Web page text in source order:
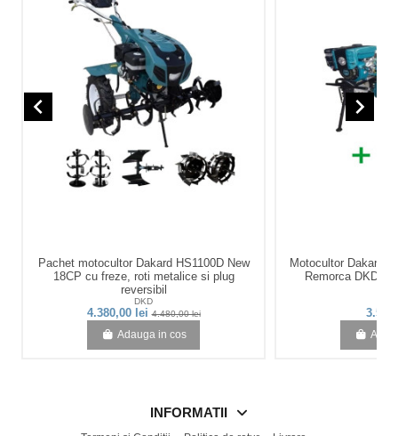
Pachet motocultor Dakard HS1100D New
18CP cu freze, roti metalice si plug
reversibil
DKD
4.380,00 lei4.480,00 lei
Adauga in cos
Motocultor Dakard
Remorca DKD
navigate_before navigate_next
INFORMATII